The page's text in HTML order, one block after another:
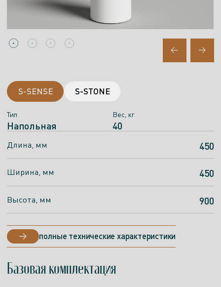
S-SENSE S-STONE
Тип
Напольная
Вес, кг
40
Длина, мм 450
Ширина, мм 450
Высота, мм 900
полные технические характеристики
Тип
Напольная
Вес, кг
33
Длина, мм 450
Ширина, мм 450
Высота, мм 900
полные технические характеристики
Базовая комплектация